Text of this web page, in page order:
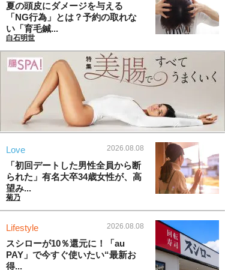
夏の頭皮にダメージを与える
「NG行為」とは？予約の取れな
い「育毛鍼...
白石明世
Love 2026.08.08
「初回デートした男性全員から断
られた」有名大卒34歳女性が、高
望み...
菊乃
Lifestyle 2026.08.08
スシローが10％還元に！「au
PAY」で今すぐ使いたい“最新お
得...